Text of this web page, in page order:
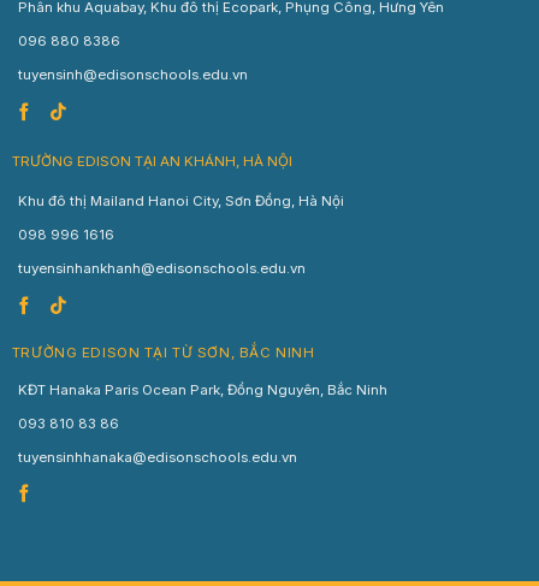
Phân khu Aquabay, Khu đô thị Ecopark, Phụng Công, Hưng Yên
096 880 8386
tuyensinh@edisonschools.edu.vn
TRƯỜNG EDISON TẠI AN KHÁNH, HÀ NỘI
Khu đô thị Mailand Hanoi City, Sơn Đồng, Hà Nội
098 996 1616
tuyensinhankhanh@edisonschools.edu.vn
TRƯỜNG EDISON TẠI TỪ SƠN, BẮC NINH
KĐT Hanaka Paris Ocean Park, Đồng Nguyên, Bắc Ninh
093 810 83 86
tuyensinhhanaka@edisonschools.edu.vn